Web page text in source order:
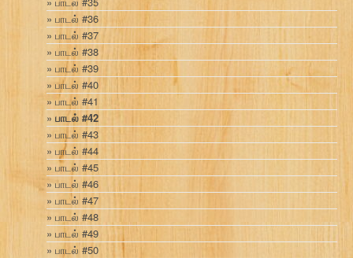
பாடல் #36
பாடல் #37
பாடல் #38
பாடல் #39
பாடல் #40
பாடல் #41
பாடல் #42
பாடல் #43
பாடல் #44
பாடல் #45
பாடல் #46
பாடல் #47
பாடல் #48
பாடல் #49
பாடல் #50